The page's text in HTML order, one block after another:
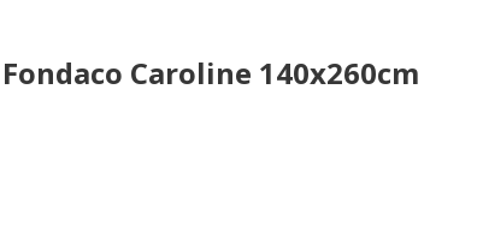
Caroline 140x260cm